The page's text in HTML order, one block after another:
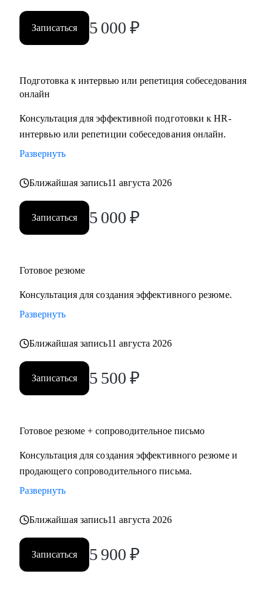
Записаться 5 000 ₽
Подготовка к интервью или репетиция собеседования
онлайн
Консультация для эффективной подготовки к HR-
интервью или репетиции собеседования онлайн.
Развернуть
Ближайшая запись11 августа 2026
Записаться 5 000 ₽
Готовое резюме
Консультация для создания эффективного резюме.
Развернуть
Ближайшая запись11 августа 2026
Записаться 5 500 ₽
Готовое резюме + сопроводительное письмо
Консультация для создания эффективного резюме и
продающего сопроводительного письма.
Развернуть
Ближайшая запись11 августа 2026
Записаться 5 900 ₽